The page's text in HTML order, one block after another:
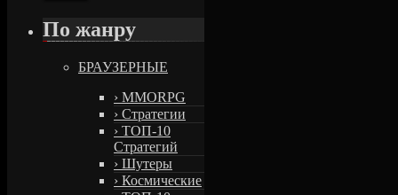
По жанру
БРАУЗЕРНЫЕ
› MMORPG
› Стратегии
› ТОП-10
Стратегий
› Шутеры
› Космические